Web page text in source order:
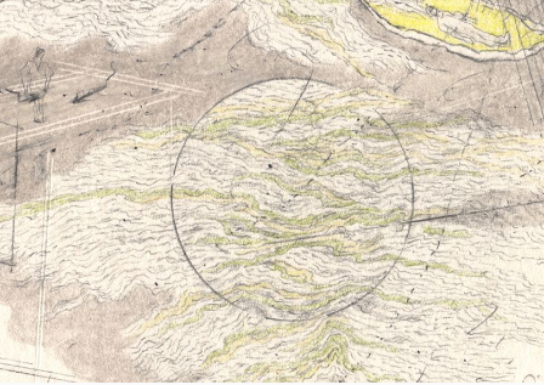
Artworks
Shop
About